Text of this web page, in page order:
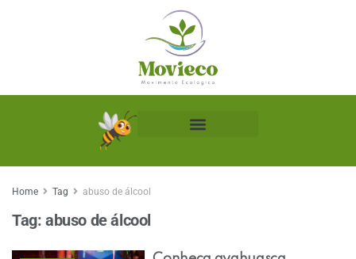
Home Tag abuso de álcool
Tag: abuso de álcool